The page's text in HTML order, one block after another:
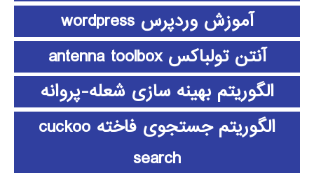
آموزش وردپرس wordpress
آنتن تولباکس antenna toolbox
الگوریتم بهینه سازی شعله-پروانه
الگوریتم جستجوی فاخته cuckoo
search